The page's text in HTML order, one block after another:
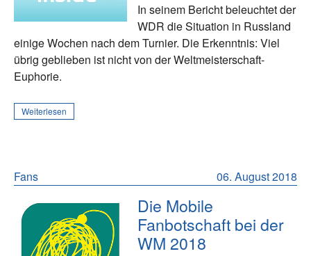
In seinem Bericht beleuchtet der
WDR die Situation in Russland
einige Wochen nach dem Turnier. Die Erkenntnis: Viel
übrig geblieben ist nicht von der Weltmeisterschaft-
Euphorie.
Weiterlesen
06. August 2018
Fans
Die Mobile
Fanbotschaft bei der
WM 2018